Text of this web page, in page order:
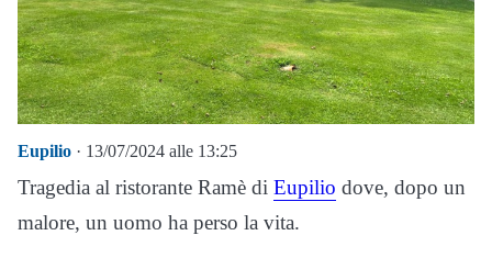
Eupilio · 13/07/2024 alle 13:25
Tragedia al ristorante Ramè di Eupilio dove, dopo un
malore, un uomo ha perso la vita.